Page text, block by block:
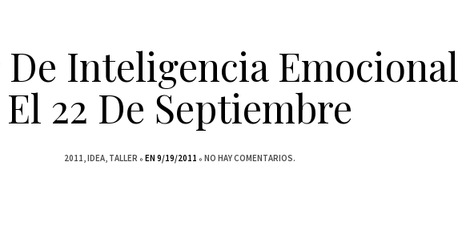
Inteligencia Emocional
El 22 De Septiembre
2011 IDEA TALLER EN 9/19/2011 NO HAY COMENTARIOS.